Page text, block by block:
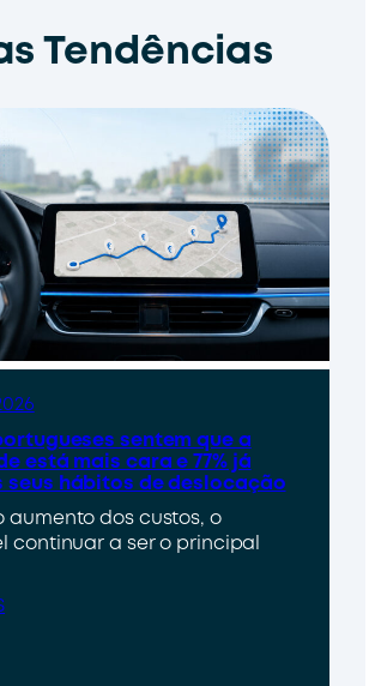
Tendências
sentem que a
está mais cara e 77% já
seus hábitos de deslocação
aumento dos custos, o
continuar a ser o principal